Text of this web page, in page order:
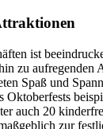
ist
zu aufregenden
Spaß und
Oktoberfests
auch 20
zur